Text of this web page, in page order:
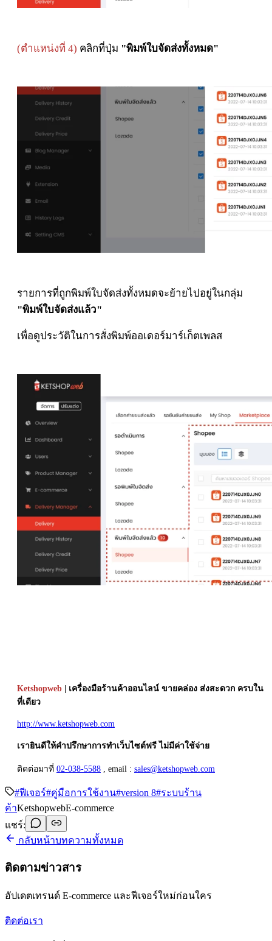
(ตำแหน่งที่ 4) คลิกที่ปุ่ม "พิมพ์ใบจัดส่งทั้งหมด"
รายการที่ถูกพิมพ์ใบจัดส่งทั้งหมดจะย้ายไปอยู่ในกลุ่ม
"พิมพ์ใบจัดส่งแล้ว"
เพื่อดูประวัติในการสั่งพิมพ์ออเดอร์มาร์เก็ตเพลส
Ketshopweb | เครื่องมือร้านค้าออนไลน์ ขายคล่อง ส่งสะดวก ครบใน
ที่เดียว
http://www.ketshopweb.com
เรายินดีให้คำปรึกษาการทำเว็บไซต์ฟรี ไม่มีค่าใช้จ่าย
ติดต่อมาที่ 02-038-5588 , email : sales@ketshopweb.com
#ฟีเจอร์#คู่มือการใช้งาน#version 8#ระบบร้าน
ค้าKetshopwebE-commerce
แชร์:
กลับหน้าบทความทั้งหมด
ติดตามข่าวสาร
อัปเดตเทรนด์ E-commerce และฟีเจอร์ใหม่ก่อนใคร
ติดต่อเรา